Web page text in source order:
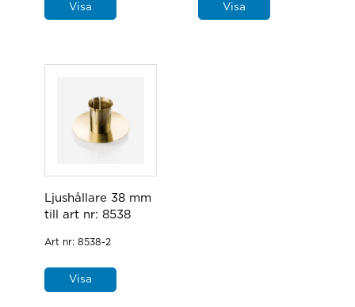
Visa Visa
Ljushållare 38 mm
till art nr: 8538
Art nr: 8538-2
Visa